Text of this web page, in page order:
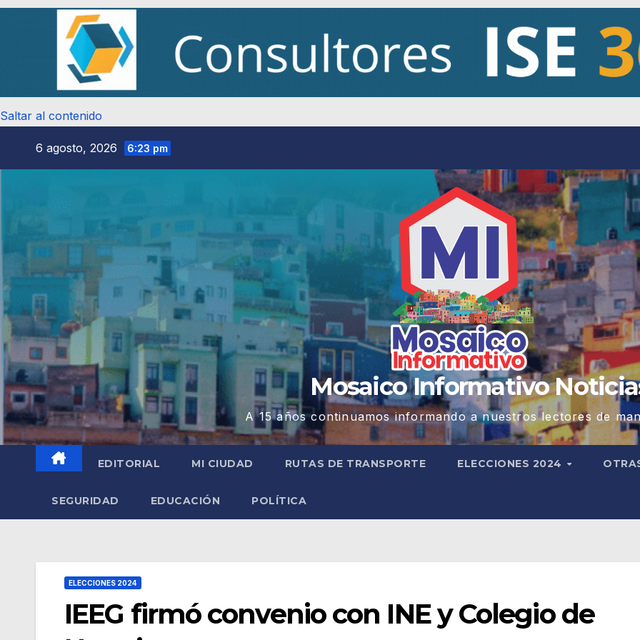
Saltar al contenido
6 agosto, 2026 6:23 pm
Mosaico Informativo
A 15 años continuamos informando a nuestros lectores de
EDITORIAL MI CIUDAD RUTAS DE TRANSPORTE ELECCIONES 2024
SEGURIDAD EDUCACIÓN POLÍTICA
ELECCIONES 2024
IEEG firmó convenio con INE y Colegio de